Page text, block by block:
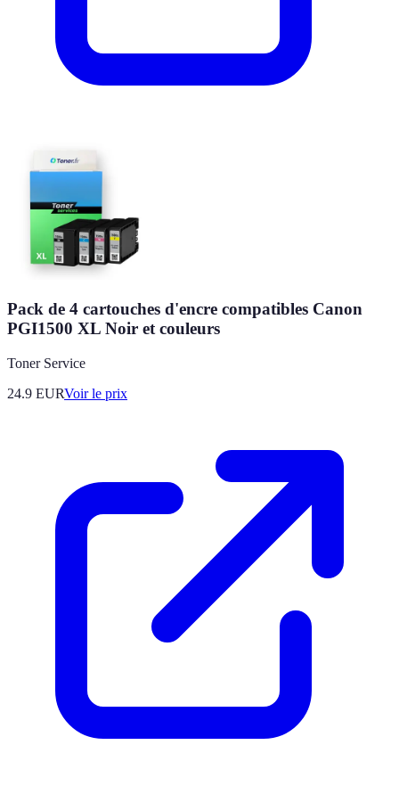
Pack de 4 cartouches d'encre compatibles Canon
PGI1500 XL Noir et couleurs
Toner Service
24.9 EURVoir le prix